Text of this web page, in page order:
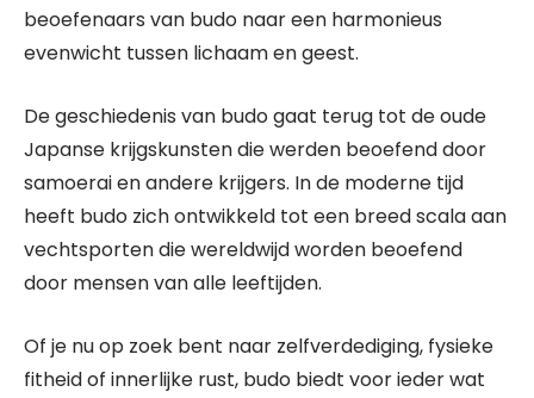
beoefenaars van budo naar een harmonieus
evenwicht tussen lichaam en geest.
De geschiedenis van budo gaat terug tot de oude
Japanse krijgskunsten die werden beoefend door
samoerai en andere krijgers. In de moderne tijd
heeft budo zich ontwikkeld tot een breed scala aan
vechtsporten die wereldwijd worden beoefend
door mensen van alle leeftijden.
Of je nu op zoek bent naar zelfverdediging, fysieke
fitheid of innerlijke rust, budo biedt voor ieder wat